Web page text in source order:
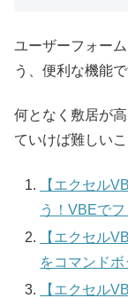
ユーザーフォー
う、便利な機能で
何となく敷居が
ていけば難しい
【エクセル
う！VBEで
【エクセル
をコマンドボ
【エクセル